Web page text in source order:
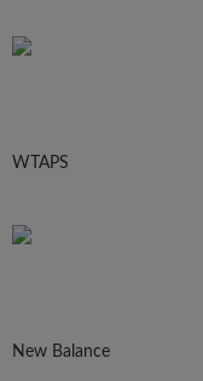
WTAPS
New Balance